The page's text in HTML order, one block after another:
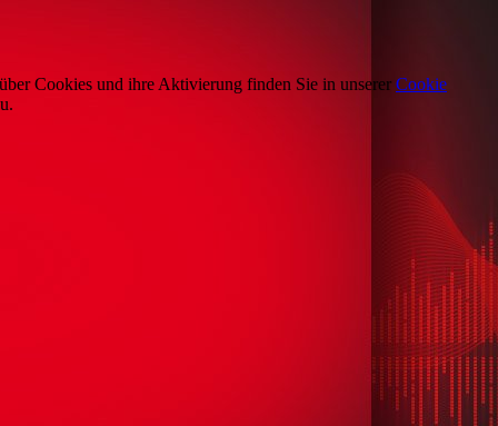
Cookies und ihre Aktivierung finden Sie in unserer Cookie